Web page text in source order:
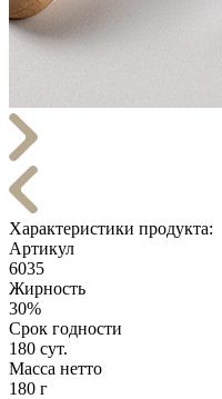
Характеристики продукта:
Артикул
6035
Жирность
30%
Срок годности
180 сут.
Масса нетто
180 г